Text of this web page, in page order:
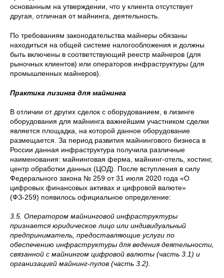
основанным на утверждении, что у клиента отсутствует
другая, отличная от майнинга, деятельность.
По требованиям законодательства майнеры обязаны
находиться на общей системе налогообложения и должны
быть включены в соответствующий реестр майнеров (для
рыночных клиентов) или операторов инфраструктуры (для
промышленных майнеров).
Практика лизинга для майнинга
В отличии от других сделок с оборудованием, в лизинге
оборудования для майнинга важнейшим участником сделки
является площадка, на которой данное оборудование
размещается. За период развития майнингового бизнеса в
России данная инфраструктура получила различные
наименования: майнинговая ферма, майнинг-отель, хостинг,
центр обработки данных (ЦОД). После вступления в силу
Федерального закона № 259 от 31 июля 2020 года «О
цифровых финансовых активах и цифровой валюте»
(ФЗ-259) появилось официальное определение:
3.5. Оператором майнинговой инфраструктуры
признается юридическое лицо или индивидуальный
предприниматель, предоставляющие услуги по
обеспечению инфраструктуры для ведения деятельности,
связанной с майнингом цифровой валюты (часть 3.1) и
организацией майнинг-пулов (часть 3.2).